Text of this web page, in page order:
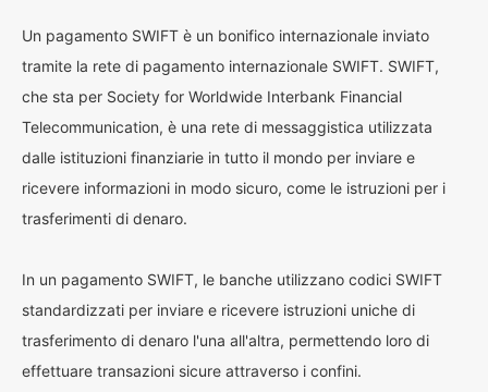
Un pagamento SWIFT è un bonifico internazionale inviato
tramite la rete di pagamento internazionale SWIFT. SWIFT,
che sta per Society for Worldwide Interbank Financial
Telecommunication, è una rete di messaggistica utilizzata
dalle istituzioni finanziarie in tutto il mondo per inviare e
ricevere informazioni in modo sicuro, come le istruzioni per i
trasferimenti di denaro.
In un pagamento SWIFT, le banche utilizzano codici SWIFT
standardizzati per inviare e ricevere istruzioni uniche di
trasferimento di denaro l'una all'altra, permettendo loro di
effettuare transazioni sicure attraverso i confini.